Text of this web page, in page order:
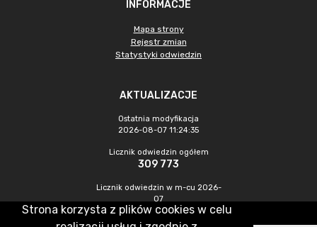
INFORMACJE
Mapa strony
Rejestr zmian
Statystyki odwiedzin
AKTUALIZACJE
Ostatnia modyfikacja
2026-08-07 11:24:35
Licznik odwiedzin ogółem
309 773
Licznik odwiedzin w m-cu 2026-
07
471
Strona korzysta z plików cookies w celu